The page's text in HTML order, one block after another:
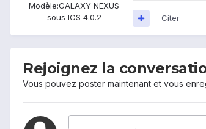
Modèle:GALAXY NEXUS
sous ICS 4.0.2
Citer
Rejoignez la
Vous pouvez poster maintenant et vous